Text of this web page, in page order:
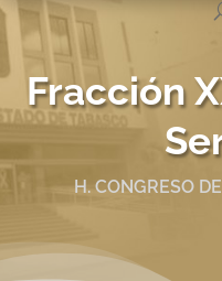
Fracción
H. CONGRESO